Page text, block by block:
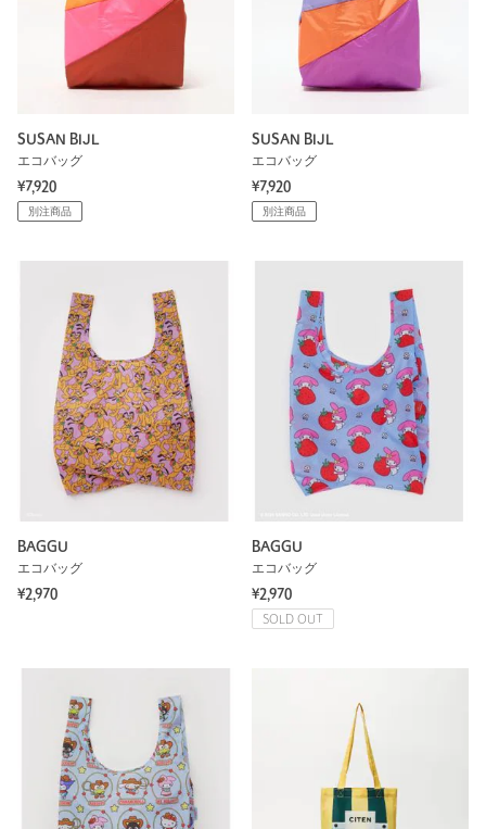
SUSAN BIJL
エコバッグ
¥7,920
別注商品
SUSAN BIJL
エコバッグ
¥7,920
別注商品
BAGGU
エコバッグ
¥2,970
BAGGU
エコバッグ
¥2,970
SOLD OUT